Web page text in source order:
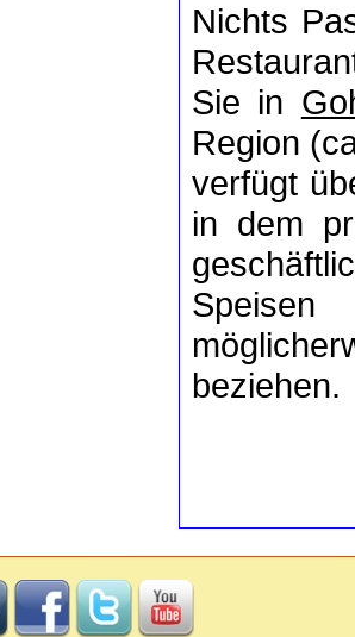
Nichts
Sie in
Region
verfügt
in dem
beziehen.